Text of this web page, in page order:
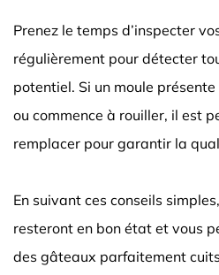
Prenez le temps d’inspecter
régulièrement pour détecter
potentiel. Si un moule
ou commence à rouiller, il est
remplacer pour garantir la
En suivant ces conseils
resteront en bon état et vous
des gâteaux parfaitement